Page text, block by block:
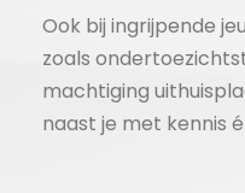
Ook bij ingrijpende
zoals
machtiging
naast je met kennis